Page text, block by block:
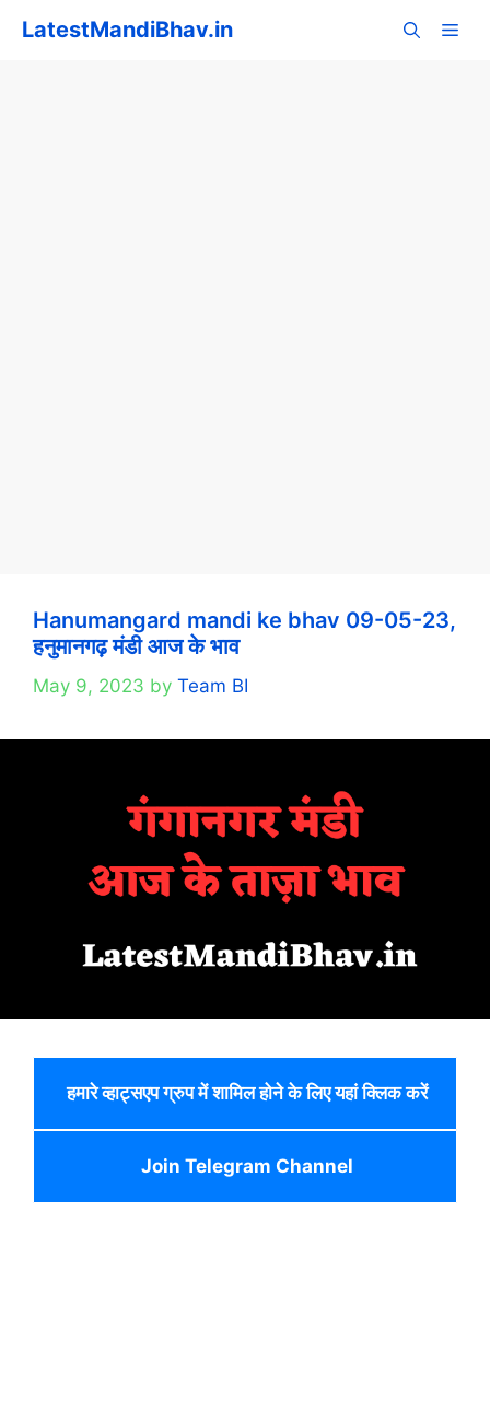
LatestMandiBhav.in
Hanumangard mandi ke bhav 09-05-23,
हनुमानगढ़ मंडी आज के भाव
May 9, 2023 by Team BI
हमारे व्हाट्सएप ग्रुप में शामिल होने के लिए यहां क्लिक करें
Join Telegram Channel